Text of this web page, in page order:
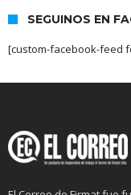
SEGUINOS EN
[custom-facebook-feed